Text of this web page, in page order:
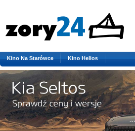
Kino Na Starówce Kino Helios